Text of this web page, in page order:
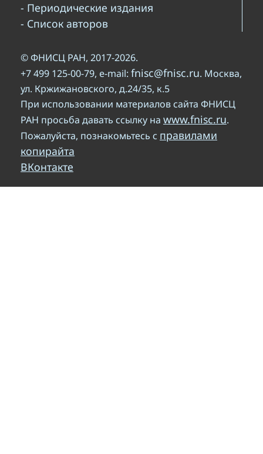
- Периодические издания
- Список авторов
© ФНИСЦ РАН, 2017-2026.
+7 499 125-00-79, e-mail: fnisc@fnisc.ru. Москва,
ул. Кржижановского, д.24/35, к.5
При использовании материалов сайта ФНИСЦ
РАН просьба давать ссылку на www.fnisc.ru.
Пожалуйста, познакомьтесь с правилами
копирайта
ВКонтакте